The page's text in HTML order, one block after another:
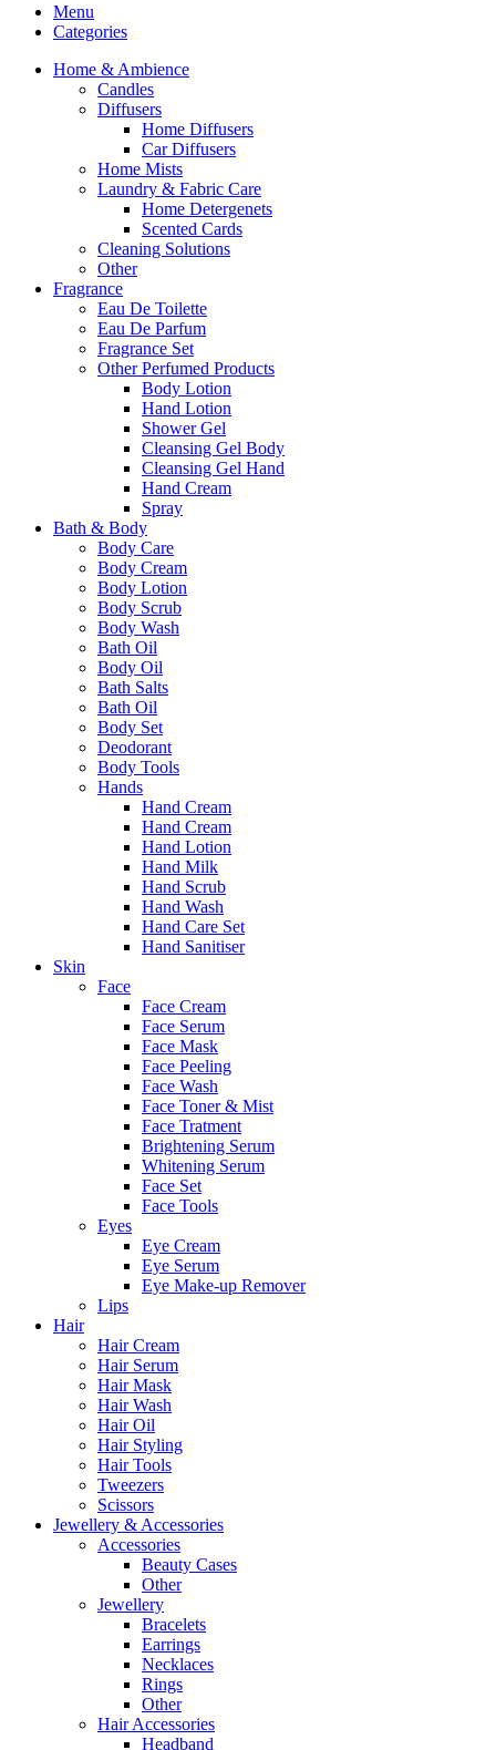
Menu
Categories
Home & Ambience
Candles
Diffusers
Home Diffusers
Car Diffusers
Home Mists
Laundry & Fabric Care
Home Detergenets
Scented Cards
Cleaning Solutions
Other
Fragrance
Eau De Toilette
Eau De Parfum
Fragrance Set
Other Perfumed Products
Body Lotion
Hand Lotion
Shower Gel
Cleansing Gel Body
Cleansing Gel Hand
Hand Cream
Spray
Bath & Body
Body Care
Body Cream
Body Lotion
Body Scrub
Body Wash
Bath Oil
Body Oil
Bath Salts
Bath Oil
Body Set
Deodorant
Body Tools
Hands
Hand Cream
Hand Cream
Hand Lotion
Hand Milk
Hand Scrub
Hand Wash
Hand Care Set
Hand Sanitiser
Skin
Face
Face Cream
Face Serum
Face Mask
Face Peeling
Face Wash
Face Toner & Mist
Face Tratment
Brightening Serum
Whitening Serum
Face Set
Face Tools
Eyes
Eye Cream
Eye Serum
Eye Make-up Remover
Lips
Hair
Hair Cream
Hair Serum
Hair Mask
Hair Wash
Hair Oil
Hair Styling
Hair Tools
Tweezers
Scissors
Jewellery & Accessories
Accessories
Beauty Cases
Other
Jewellery
Bracelets
Earrings
Necklaces
Rings
Other
Hair Accessories
Headband